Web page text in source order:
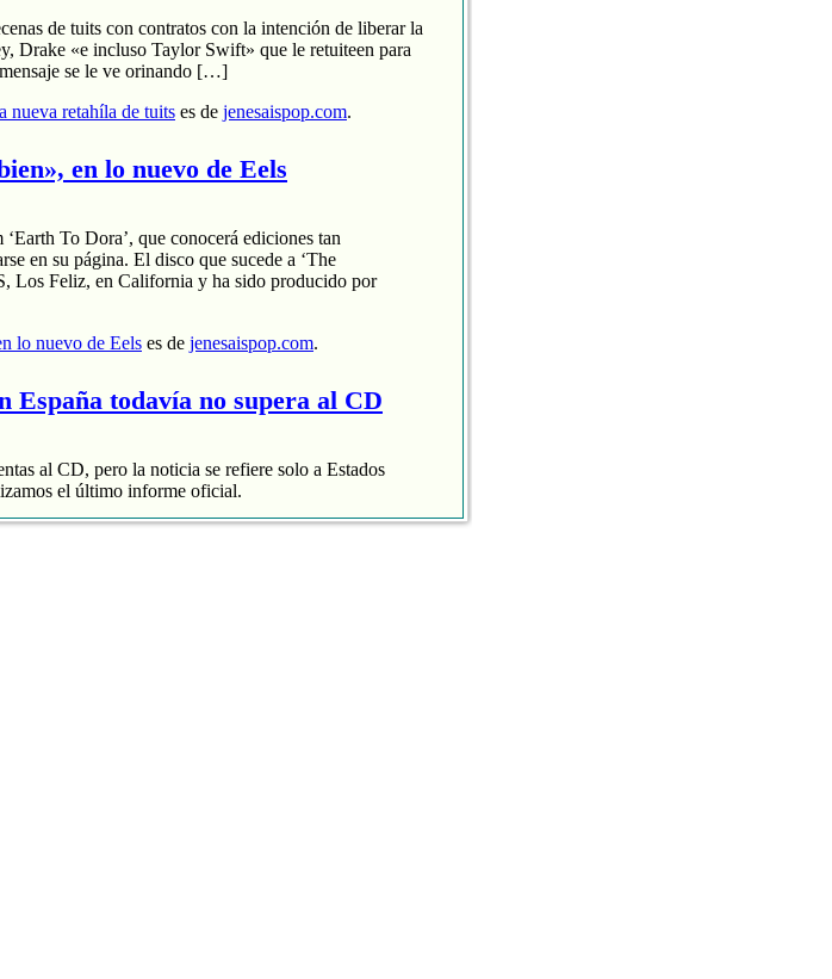
de tuits con contratos con la intención de liberar la
Drake «e incluso Taylor Swift» que le retuiteen para
se le ve orinando […]
nueva retahíla de tuits es de jenesaispop.com.
en lo nuevo de Eels
To Dora’, que conocerá ediciones tan
en su página. El disco que sucede a ‘The
Los Feliz, en California y ha sido producido por
lo nuevo de Eels es de jenesaispop.com.
España todavía no supera al CD
al CD, pero la noticia se refiere solo a Estados
el último informe oficial.